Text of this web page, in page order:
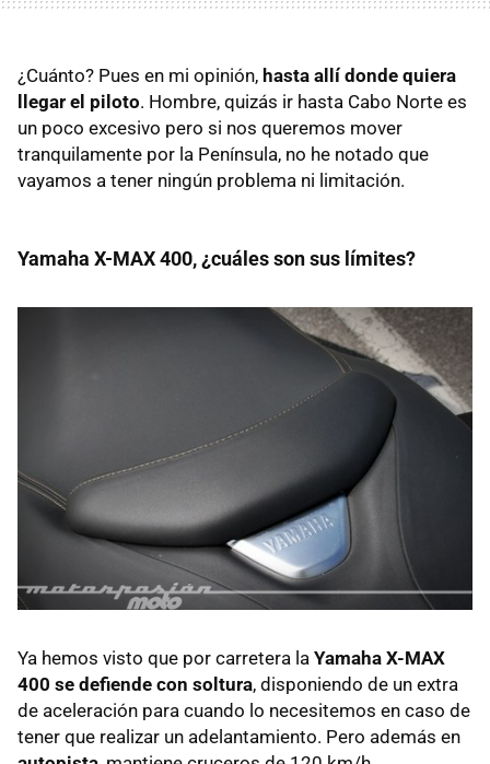
¿Cuánto? Pues en mi opinión, hasta allí donde quiera
llegar el piloto. Hombre, quizás ir hasta Cabo Norte es
un poco excesivo pero si nos queremos mover
tranquilamente por la Península, no he notado que
vayamos a tener ningún problema ni limitación.
Yamaha X-MAX 400, ¿cuáles son sus límites?
Ya hemos visto que por carretera la Yamaha X-MAX
400 se defiende con soltura, disponiendo de un extra
de aceleración para cuando lo necesitemos en caso de
tener que realizar un adelantamiento. Pero además en